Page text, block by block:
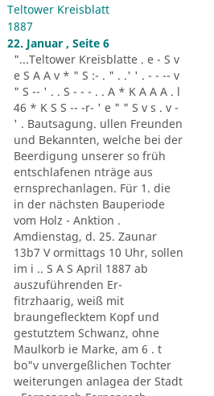
Teltower Kreisblatt
1887
22. Januar , Seite 6
"...Teltower Kreisblatte . e - S v
e S A A v * " S :- . " . .' ' . - - -- v
" S -- ' . . S - - - . . A * K A A A . l
46 * K S S -- -r- ' e " " S v s . v -
' . Bautsagung. ullen Freunden
und Bekannten, welche bei der
Beerdigung unserer so früh
entschlafenen nträge aus
ernsprechanlagen. Für 1. die
in der nächsten Bauperiode
vom Holz - Anktion .
Amdienstag, d. 25. Zaunar
13b7 V ormittags 10 Uhr, sollen
im i .. S A S April 1887 ab
auszuführenden Er-
fitrzhaarig, weiß mit
braungeflecktem Kopf und
gestutztem Schwanz, ohne
Maulkorb ie Marke, am 6 . t
bo"v unvergeßlichen Tochter
weiterungen anlagea der Stadt